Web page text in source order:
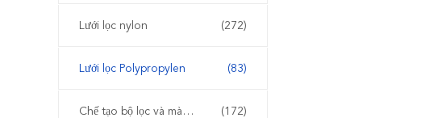
Lưới lọc nylon (272)
Lưới lọc Polypropylen (83)
Chế tạo bộ lọc và màn hình (172)